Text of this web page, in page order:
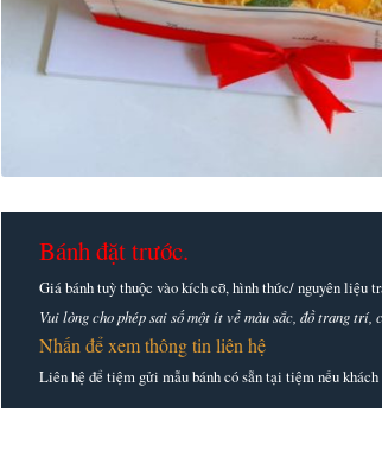
Bánh đặt trước.
Giá bánh tuỳ thuộc vào kích cỡ, hình thức/ nguyên liệu
Vui lòng cho phép sai số một ít về màu sắc, đồ trang
Nhấn để xem thông tin liên hệ
Liên hệ để tiệm gửi mẫu bánh có sẵn tại tiệm nếu khách